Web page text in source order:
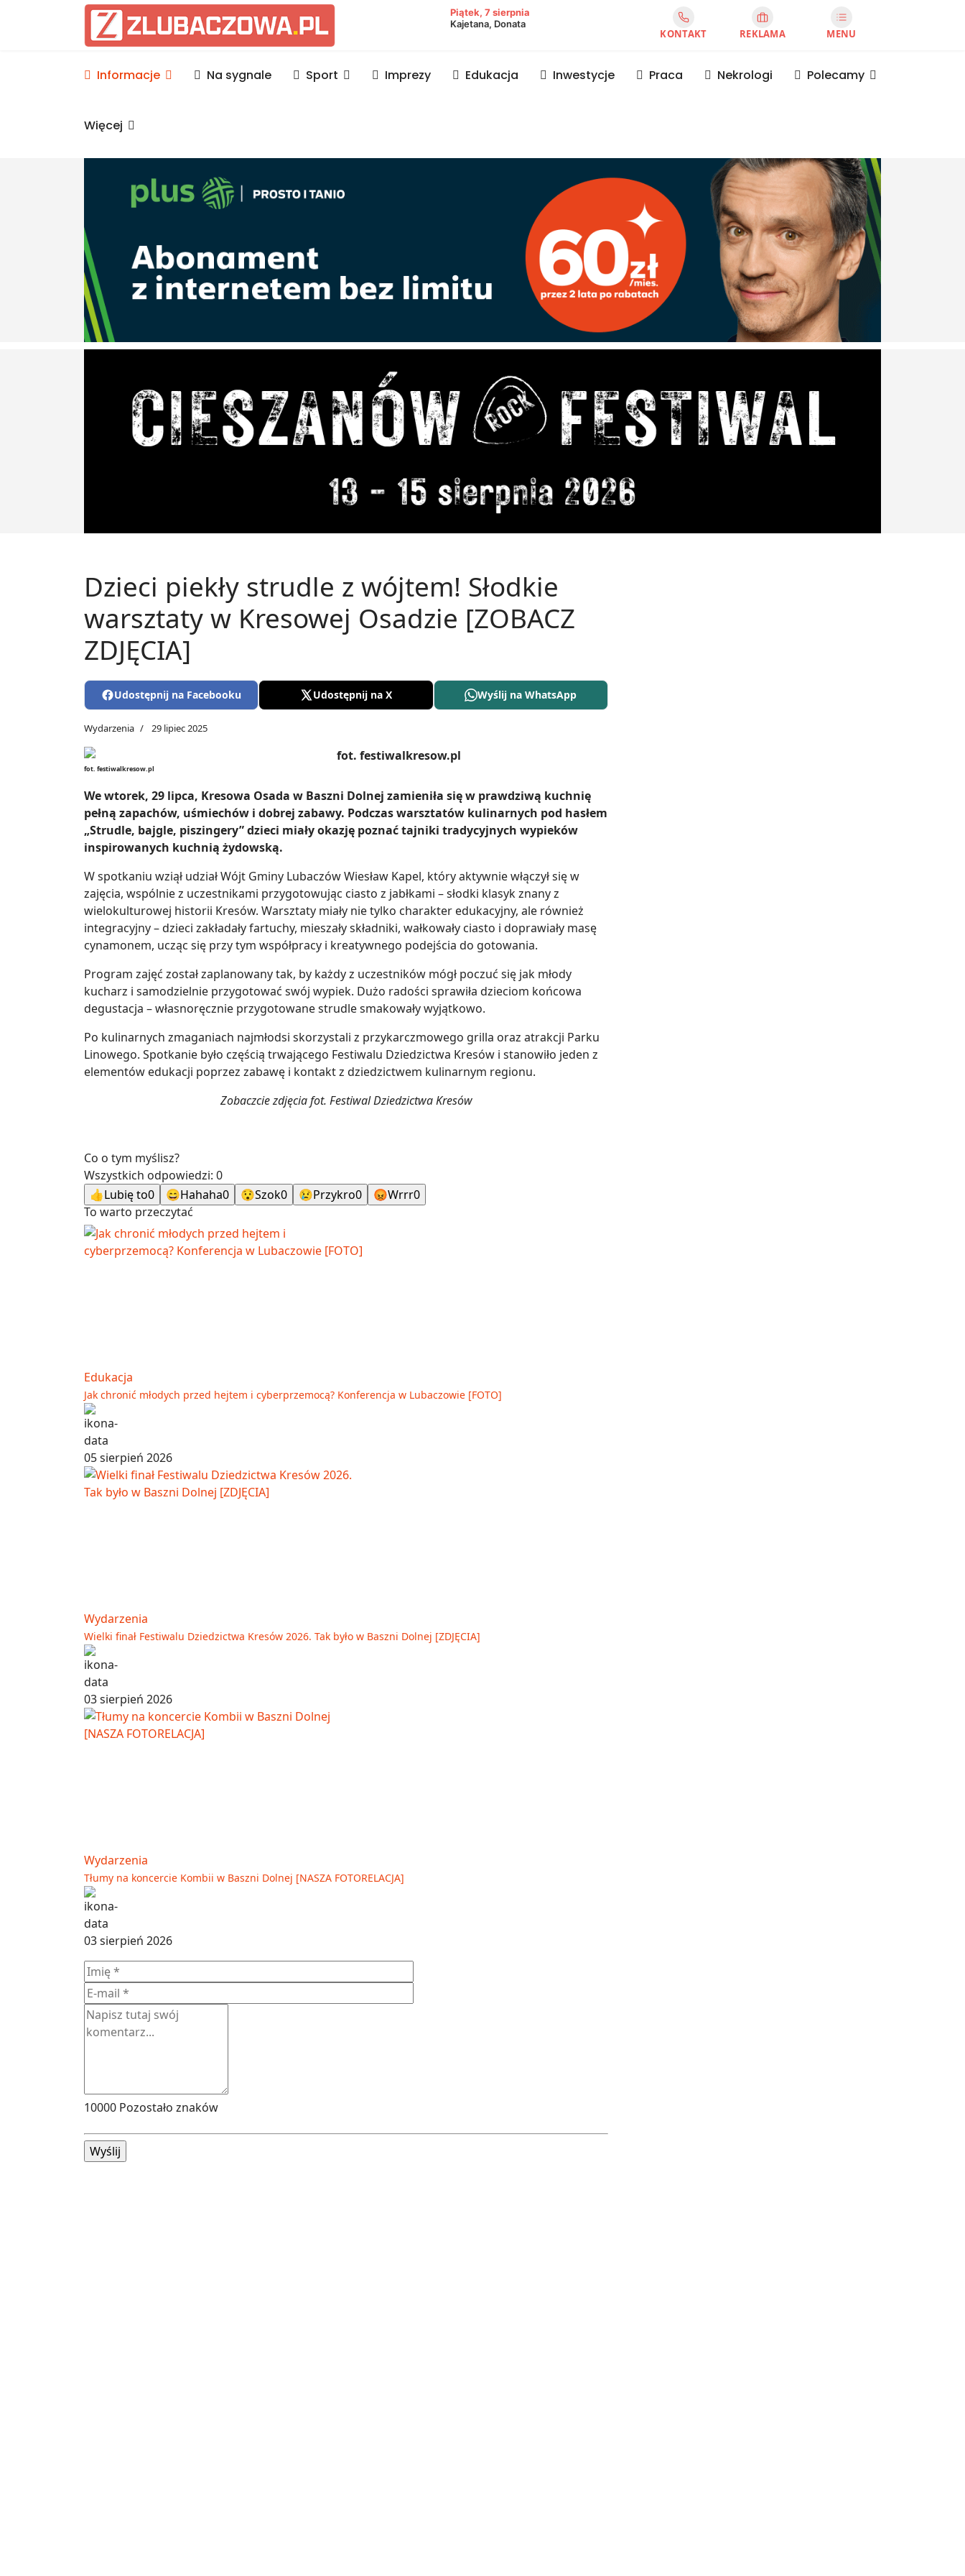
Informacje Lubaczów, powiat lubaczowski
Piątek, 7 sierpnia
Kajetana, Donata
KONTAKT REKLAMA MENU
Informacje Na sygnale Sport Imprezy Edukacja Inwestycje Praca Nekrologi Polecamy
Więcej
Dzieci piekły strudle z wójtem! Słodkie
warsztaty w Kresowej Osadzie [ZOBACZ
ZDJĘCIA]
Udostępnij na Facebooku Udostępnij na X Wyślij na WhatsApp
Wydarzenia 29 lipiec 2025
fot. festiwalkresow.pl
We wtorek, 29 lipca, Kresowa Osada w Baszni Dolnej zamieniła się w prawdziwą kuchnię
pełną zapachów, uśmiechów i dobrej zabawy. Podczas warsztatów kulinarnych pod hasłem
„Strudle, bajgle, piszingery” dzieci miały okazję poznać tajniki tradycyjnych wypieków
inspirowanych kuchnią żydowską.
W spotkaniu wziął udział Wójt Gminy Lubaczów Wiesław Kapel, który aktywnie włączył się w
zajęcia, wspólnie z uczestnikami przygotowując ciasto z jabłkami – słodki klasyk znany z
wielokulturowej historii Kresów. Warsztaty miały nie tylko charakter edukacyjny, ale również
integracyjny – dzieci zakładały fartuchy, mieszały składniki, wałkowały ciasto i doprawiały masę
cynamonem, ucząc się przy tym współpracy i kreatywnego podejścia do gotowania.
Program zajęć został zaplanowany tak, by każdy z uczestników mógł poczuć się jak młody
kucharz i samodzielnie przygotować swój wypiek. Dużo radości sprawiła dzieciom końcowa
degustacja – własnoręcznie przygotowane strudle smakowały wyjątkowo.
Po kulinarnych zmaganiach najmłodsi skorzystali z przykarczmowego grilla oraz atrakcji Parku
Linowego. Spotkanie było częścią trwającego Festiwalu Dziedzictwa Kresów i stanowiło jeden z
elementów edukacji poprzez zabawę i kontakt z dziedzictwem kulinarnym regionu.
Zobaczcie zdjęcia fot. Festiwal Dziedzictwa Kresów
Co o tym myślisz?
Wszystkich odpowiedzi: 0
👍Lubię to0 😄Hahaha0 😯Szok0 😢Przykro0 😡Wrrr0
To warto przeczytać
Edukacja
Jak chronić młodych przed hejtem i cyberprzemocą? Konferencja w Lubaczowie [FOTO]
05 sierpień 2026
Wydarzenia
Wielki finał Festiwalu Dziedzictwa Kresów 2026. Tak było w Baszni Dolnej [ZDJĘCIA]
03 sierpień 2026
Wydarzenia
Tłumy na koncercie Kombii w Baszni Dolnej [NASZA FOTORELACJA]
03 sierpień 2026
10000 Pozostało znaków
Wyślij